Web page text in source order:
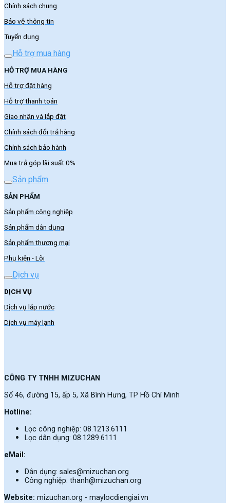
Chính sách chung
Bảo vệ thông tin
Tuyển dụng
Hỗ trợ mua hàng
HỖ TRỢ MUA HÀNG
Hỗ trợ đặt hàng
Hỗ trợ thanh toán
Giao nhận và lắp đặt
Chính sách đổi trả hàng
Chính sách bảo hành
Mua trả góp lãi suất 0%
Sản phẩm
SẢN PHẨM
Sản phẩm công nghiệp
Sản phẩm dân dụng
Sản phẩm thương mại
Phụ kiện - Lõi
Dịch vụ
DỊCH VỤ
Dịch vụ lắp nước
Dịch vụ máy lạnh
CÔNG TY TNHH MIZUCHAN
Số 46, đường 15, ấp 5, Xã Bình Hưng, TP Hồ Chí Minh
Hotline:
Lọc công nghiệp: 08.1213.6111
Lọc dân dụng: 08.1289.6111
eMail:
Dân dụng: sales@mizuchan.org
Công nghiệp: thanh@mizuchan.org
Website: mizuchan.org - maylocdiengiai.vn